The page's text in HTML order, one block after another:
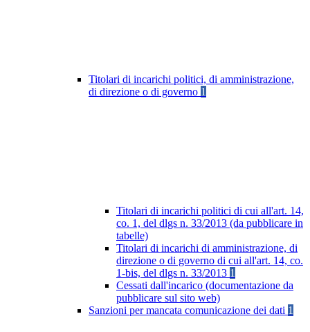
Titolari di incarichi politici, di amministrazione,
di direzione o di governo 1
Titolari di incarichi politici di cui all'art. 14,
co. 1, del dlgs n. 33/2013 (da pubblicare in
tabelle)
Titolari di incarichi di amministrazione, di
direzione o di governo di cui all'art. 14, co.
1-bis, del dlgs n. 33/2013 1
Cessati dall'incarico (documentazione da
pubblicare sul sito web)
Sanzioni per mancata comunicazione dei dati 1